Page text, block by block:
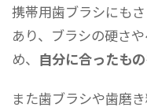
携帯用歯ブラシにも
あり、ブラシの硬さ
め、 自分に合ったも
また歯ブラシや歯磨